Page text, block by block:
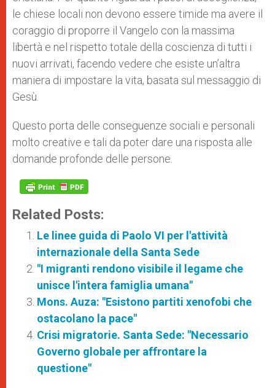
le chiese locali non devono essere timide ma avere il
coraggio di proporre il Vangelo con la massima
libertà e nel rispetto totale della coscienza di tutti i
nuovi arrivati, facendo vedere che esiste un’altra
maniera di impostare la vita, basata sul messaggio di
Gesù.
Questo porta delle conseguenze sociali e personali
molto creative e tali da poter dare una risposta alle
domande profonde delle persone.
Related Posts:
Le linee guida di Paolo VI per l'attività
internazionale della Santa Sede
"I migranti rendono visibile il legame che
unisce l'intera famiglia umana"
Mons. Auza: "Esistono partiti xenofobi che
ostacolano la pace"
Crisi migratorie. Santa Sede: "Necessario
Governo globale per affrontare la
questione"